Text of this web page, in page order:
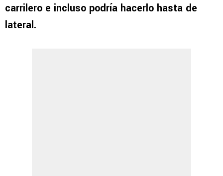
carrilero e incluso podría hacerlo hasta de
lateral.